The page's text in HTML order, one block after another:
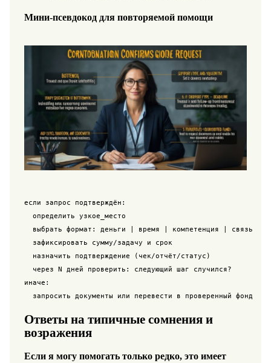
Мини-псевдокод для повторяемой помощи
если запрос подтверждён:
  определить узкое_место
  выбрать формат: деньги | время | компетенция | связь
  зафиксировать сумму/задачу и срок
  назначить подтверждение (чек/отчёт/статус)
  через N дней проверить: следующий шаг случился?
иначе:
Ответы на типичные сомнения и
возражения
Если я могу помогать только редко, это имеет